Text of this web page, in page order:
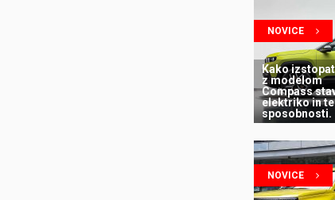
NOVICE
Kako
z modelom
Compass
elektriko in
sposobnosti.
NOVICE